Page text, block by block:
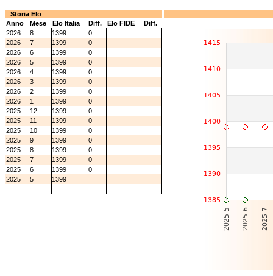
Storia Elo
Anno
Mese Elo Italia Diff. Elo FIDE
Diff.
2026
8 1399
0
2026
7 1399
0
2026
6 1399
0
2026
5 1399
0
2026
4 1399
0
2026
3 1399
0
2026
2 1399
0
2026
1 1399
0
2025
12 1399
0
2025
11 1399
0
2025
10 1399
0
2025
9 1399
0
2025
8 1399
0
2025
7 1399
0
2025
6 1399
0
2025
5 1399